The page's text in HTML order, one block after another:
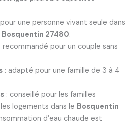
une personne vivant seule dans
Bosquentin 27480.
recommandé pour un couple sans
: adapté pour une famille de 3 à 4
: conseillé pour les familles
logements dans le Bosquentin
d’eau chaude est